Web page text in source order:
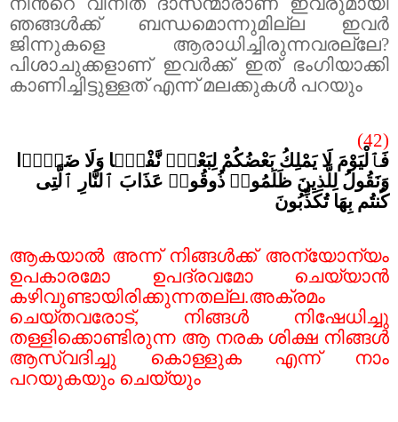
ഞങ്ങൾക്ക് ബന്ധമൊന്നുമില്ല ഇവർ
ജിന്നുകളെ ആരാധിച്ചിരുന്നവരല്ലേ?
പിശാചുക്കളാണ് ഇവർക്ക് ഇത് ഭംഗിയാക്കി
കാണിച്ചിട്ടുള്ളത് എന്ന് മലക്കുകൾ പറയും
(42)
فَٱلْيَوْمَ لَا يَمْلِكُ بَعْضُكُمْ لِبَعْضٍۢ نَّفْعًۭا وَلَا ضَرًّۭا
وَنَقُولُ لِلَّذِينَ ظَلَمُوا۟ ذُوقُوا۟ عَذَابَ ٱلنَّارِ ٱلَّتِى
كُنتُم بِهَا تُكَذِّبُونَ
ആകയാൽ അന്ന് നിങ്ങൾക്ക് അന്യോന്യം
ഉപകാരമോ ഉപദ്രവമോ ചെയ്യാൻ
കഴിവുണ്ടായിരിക്കുന്നതല്ല.അക്രമം
ചെയ്തവരോട്, നിങ്ങൾ നിഷേധിച്ചു
തള്ളിക്കൊണ്ടിരുന്ന ആ നരക ശിക്ഷ നിങ്ങൾ
ആസ്വദിച്ചു കൊള്ളുക എന്ന് നാം
പറയുകയും ചെയ്യും